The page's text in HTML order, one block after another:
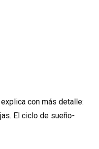
explica con más detalle:
El ciclo de sueño-